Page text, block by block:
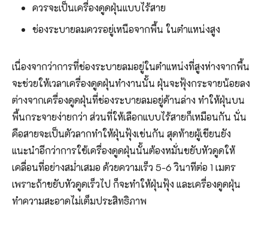
ควรจะเป็นเครื่องดูดฝุ่นแบบไร้สาย
ช่องระบายลมควรอยู่เหนือจากพื้น ในตำแหน่งสูง
เนื่องจากว่าการที่ช่องระบายลมอยู่ในตำแหน่งที่สูงห่างจากพื้น
จะช่วยให้เวลาเครื่องดูดฝุ่นทำงานนั้น ฝุ่นจะฟุ้งกระจายน้อยลง
ต่างจากเครื่องดูดฝุ่นที่ช่องระบายลมอยู่ด้านล่าง ทำให้ฝุ่นบน
พื้นกระจายง่ายกว่า ส่วนที่ให้เลือกแบบไร้สายก็เหมือนกัน นั่น
คือสายจะเป็นตัวลากทำให้ฝุ่นฟุ้งเช่นกัน สุดท้ายผู้เขียนยัง
แนะนำอีกว่าการใช้เครื่องดูดฝุ่นนั้นต้องหมั่นขยับหัวดูดให้
เคลื่อนที่อย่างสม่ำเสมอ ด้วยความเร็ว 5-6 วินาทีต่อ 1 เมตร
เพราะถ้าขยับหัวดูดเร็วไป ก็จะทำให้ฝุ่นฟุ้ง และเครื่องดูดฝุ่น
ทำความสะอาดไม่เต็มประสิทธิภาพ